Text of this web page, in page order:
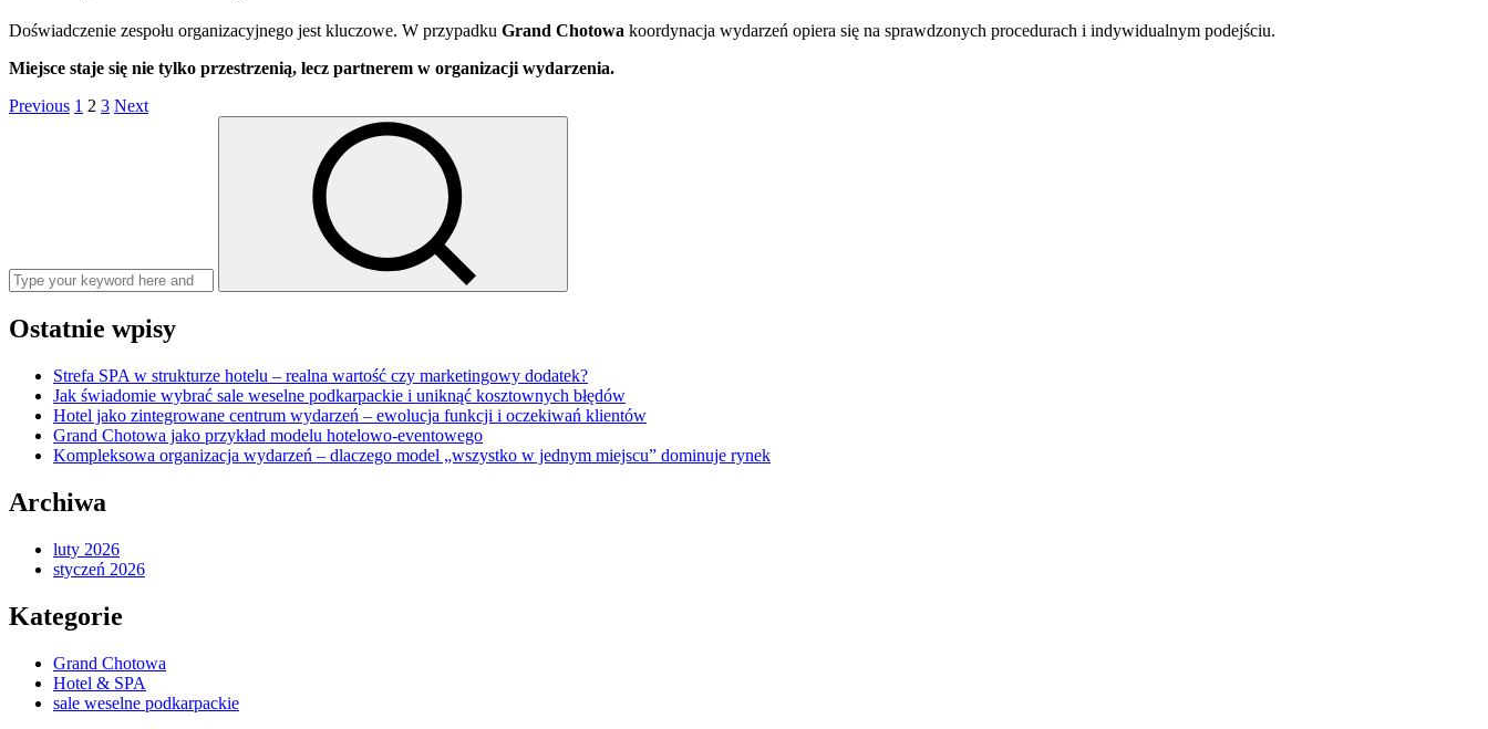
Doświadczenie zespołu organizacyjnego jest kluczowe. W przypadku Grand Chotowa koordynacja wydarzeń opiera się na sprawdzonych procedurach i indywidualnym podejściu.
Miejsce staje się nie tylko przestrzenią, lecz partnerem w organizacji wydarzenia.
Stronicowanie
Previous Page
1 Page
2 Page
3 Next
Ostatnie wpisy
Strefa SPA w strukturze hotelu – realna wartość czy marketingowy dodatek?
Jak świadomie wybrać sale weselne podkarpackie i uniknąć kosztownych błędów
Hotel jako zintegrowane centrum wydarzeń – ewolucja funkcji i oczekiwań klientów
Grand Chotowa jako przykład modelu hotelowo-eventowego
Kompleksowa organizacja wydarzeń – dlaczego model „wszystko w jednym miejscu” dominuje rynek
Archiwa
luty 2026
styczeń 2026
Kategorie
Grand Chotowa
Hotel & SPA
sale weselne podkarpackie